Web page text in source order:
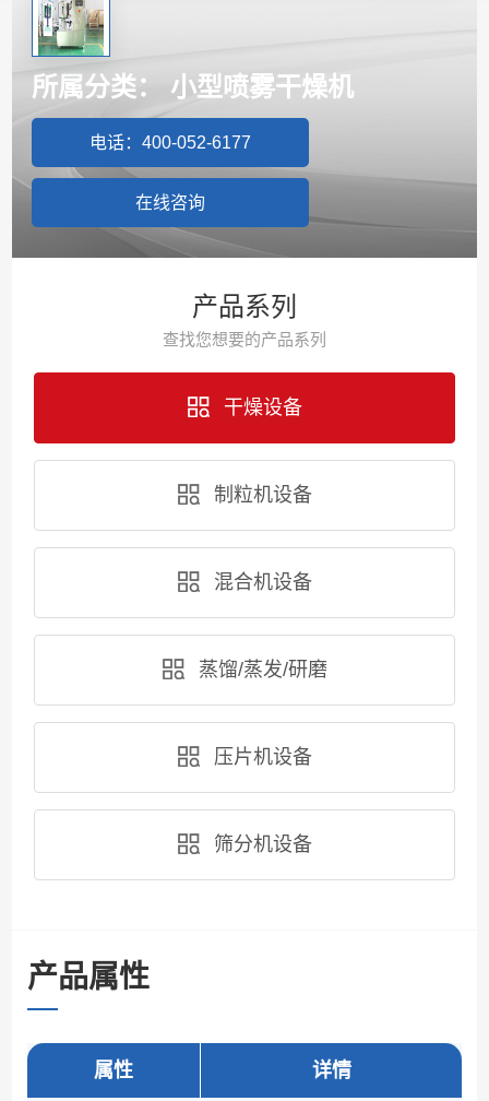
所属分类： 小型喷雾干燥机
电话：400-052-6177
在线咨询
产品系列
查找您想要的产品系列
干燥设备
制粒机设备
混合机设备
蒸馏/蒸发/研磨
压片机设备
筛分机设备
产品属性
属性 详情